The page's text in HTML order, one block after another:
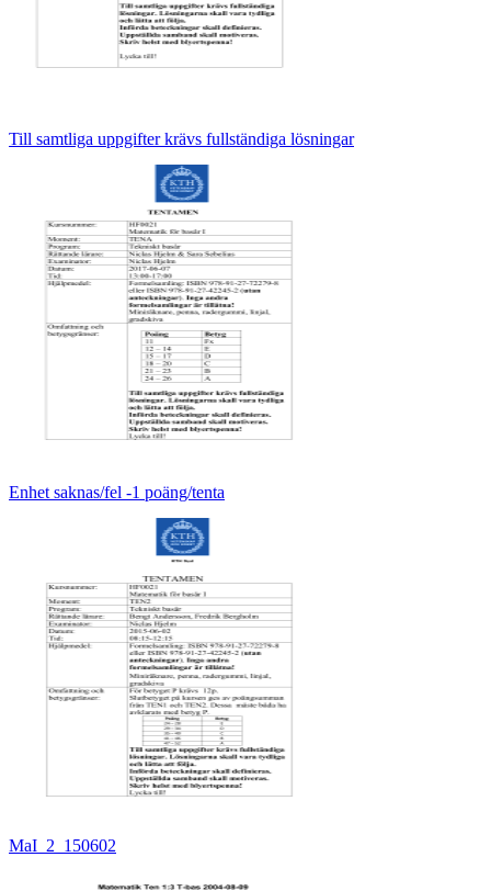
Till samtliga uppgifter krävs fullständiga lösningar
Enhet saknas/fel -1 poäng/tenta
MaI_2_150602